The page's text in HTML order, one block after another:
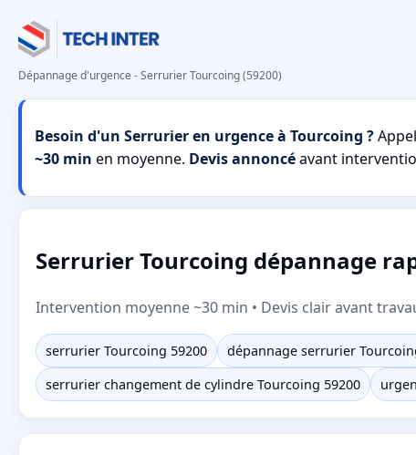
Dépannage d'urgence - Serrurier Tourcoing (59200)
Besoin d'un Serrurier en urgence à Tourcoing ?
~30 min en moyenne. Devis annoncéavant
Serrurier Tourcoing dépannage
Intervention moyenne ~30 min • Devis clair avant
serrurier Tourcoing 59200 dépannage serrurier
serrurier changement de cylindre Tourcoing 59200